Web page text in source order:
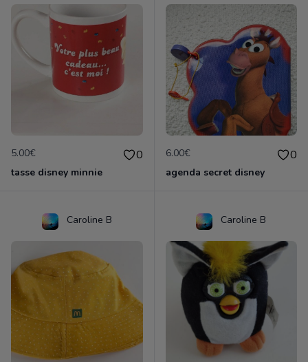
5.00€ 0
tasse disney minnie
6.00€ 0
agenda secret disney
Caroline B Caroline B